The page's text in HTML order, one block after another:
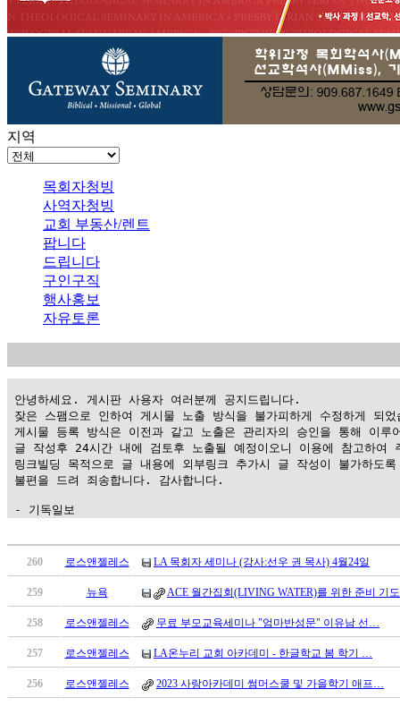
지역
목회자청빙
사역자청빙
교회 부동산/렌트
팝니다
드립니다
구인구직
행사홍보
자유토론
안녕하세요. 게시판 사용자 여러분께 공지드립니다.
잦은 스팸으로 인하여 게시물 노출 방식을 불가피하게 수정하게 되었
게시물 등록 방식은 이전과 같고 노출은 관리자의 승인을 통해 이루
글 작성후 24시간 내에 검토후 노출될 예정이오니 이용에 참고하여
링크빌딩 목적으로 글 내용에 외부링크 추가시 글 작성이 불가하도
불편을 드려 죄송합니다. 감사합니다.
- 기독일보
만
꼴
260 로스앤젤레스 LA 목회자 세미나 (강사:선우 권 목사) 4월24일
259 뉴욕 ACE 월간집회(LIVING WATER)를 위한 준비 기
258 로스앤젤레스 무료 부모교육세미나 "엄마반성문" 이유남 선…
257 로스앤젤레스 LA온누리 교회 아카데미 - 한글학교 봄 학기 …
256 로스앤젤레스 2023 사랑아카데미 썸머스쿨 및 가을학기 애프…